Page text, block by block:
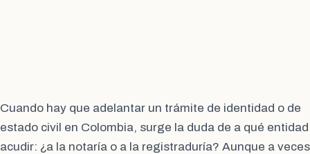
Cuando hay que adelantar un trámite de identidad o de
estado civil en Colombia, surge la duda de a qué entidad
acudir: ¿a la notaría o a la registraduría? Aunque a veces